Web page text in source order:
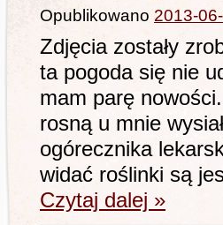
Opublikowano 2013-
Zdjęcia zostały
ta pogoda się nie
mam parę
rosną u mnie
ogórecznika
widać roślinki są
Czytaj dalej »